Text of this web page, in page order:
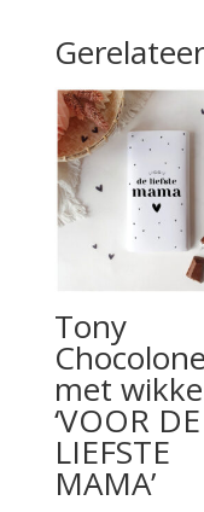
Tony
met
‘VOOR DE
LIEFSTE
MAMA’